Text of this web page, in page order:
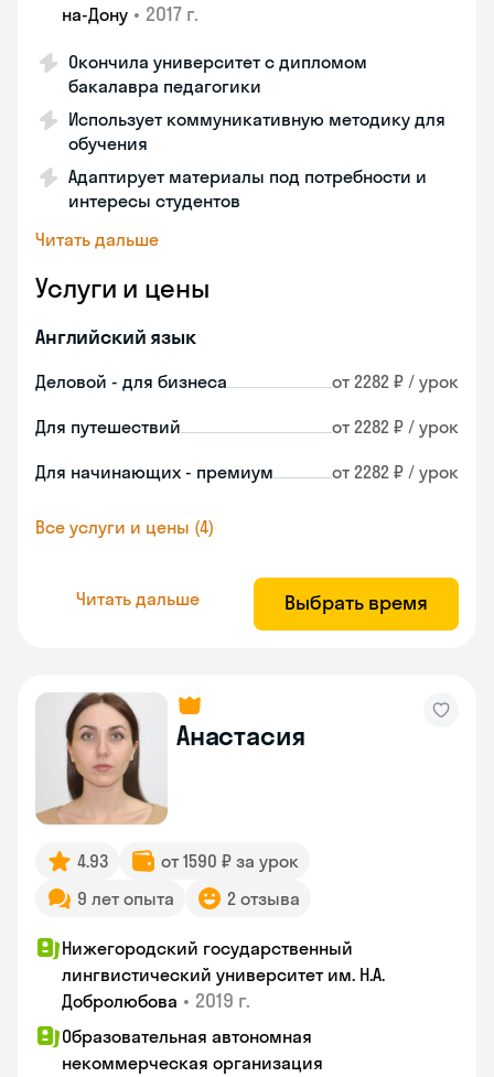
на-Дону • 2017 г.
Окончила университет с дипломом
бакалавра педагогики
Использует коммуникативную методику для
обучения
Адаптирует материалы под потребности и
интересы студентов
Читать дальше
Услуги и цены
Английский язык
Деловой - для бизнеса от 2282 ₽ / урок
Для путешествий от 2282 ₽ / урок
Для начинающих - премиум от 2282 ₽ / урок
Все услуги и цены (4)
Читать дальше Выбрать время
Анастасия
4.93
от 1590 ₽ за урок
9 лет опыта
2 отзыва
Нижегородский государственный
лингвистический университет им. Н.А.
Добролюбова • 2019 г.
Образовательная автономная
некоммерческая организация